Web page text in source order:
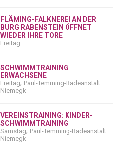
FLÄMING-FALKNEREI AN DER
BURG RABENSTEIN ÖFFNET
WIEDER IHRE TORE
Freitag
SCHWIMMTRAINING
ERWACHSENE
Freitag, Paul-Temming-Badeanstalt
Niemegk
VEREINSTRAINING: KINDER-
SCHWIMMTRAINING
Samstag, Paul-Temming-Badeanstalt
Niemegk